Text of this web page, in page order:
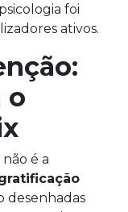
foi
ativos.
o
é a
desenhadas